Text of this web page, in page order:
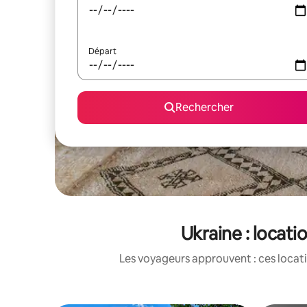
Départ
Rechercher
Ukraine :
Les voyageurs approuvent : ces